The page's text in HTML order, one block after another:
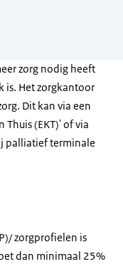
zorg nodig heeft
is. Het zorgkantoor
Dit kan via een
Thuis (EKT)' of via
palliatief terminale
zorgprofielen is
dan minimaal 25%